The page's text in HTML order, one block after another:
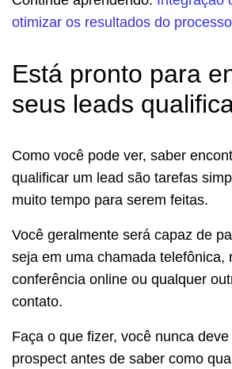
otimizar os resultados do
Está pronto para
seus leads
Como você pode ver, saber
qualificar um lead são tarefas
muito tempo para serem feitas.
Você geralmente será capaz de
seja em uma chamada telefônica,
conferência online ou qualquer
contato.
Faça o que fizer, você nunca
prospect antes de saber como